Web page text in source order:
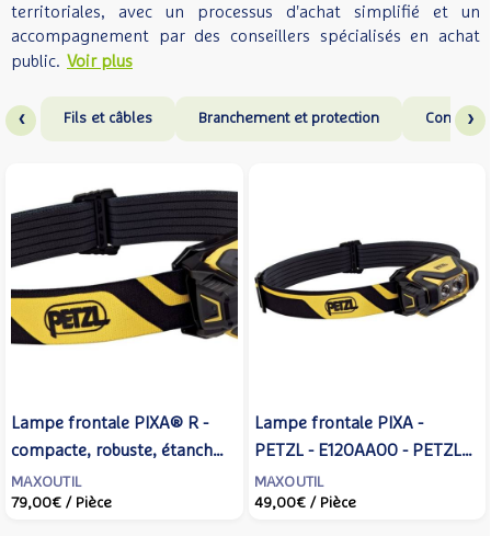
territoriales, avec un processus d'achat simplifié et un
accompagnement par des conseillers spécialisés en achat
public. Voir plus
‹ Fils et câbles Branchement et protection Conduits
›
Lampe frontale PIXA® R -
compacte, robuste, étanche
et rechargeable, conçue pour
les environnements
MAXOUTIL
79,00€ / Pièce
Lampe frontale PIXA -
PETZL - E120AA00 - PETZL
DISTRIBUTION
MAXOUTIL
49,00€ / Pièce